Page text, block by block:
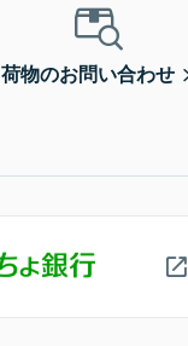
荷物のお問い合わせ